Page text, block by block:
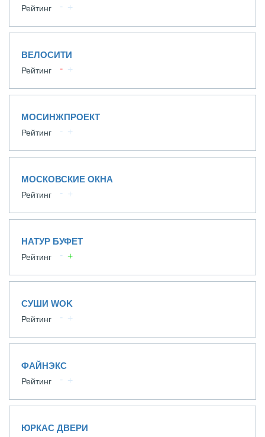
Рейтинг
ВЕЛОСИТИ
Рейтинг
МОСИНЖПРОЕКТ
Рейтинг
МОСКОВСКИЕ ОКНА
Рейтинг
НАТУР БУФЕТ
Рейтинг
СУШИ WOK
Рейтинг
ФАЙНЭКС
Рейтинг
ЮРКАС ДВЕРИ